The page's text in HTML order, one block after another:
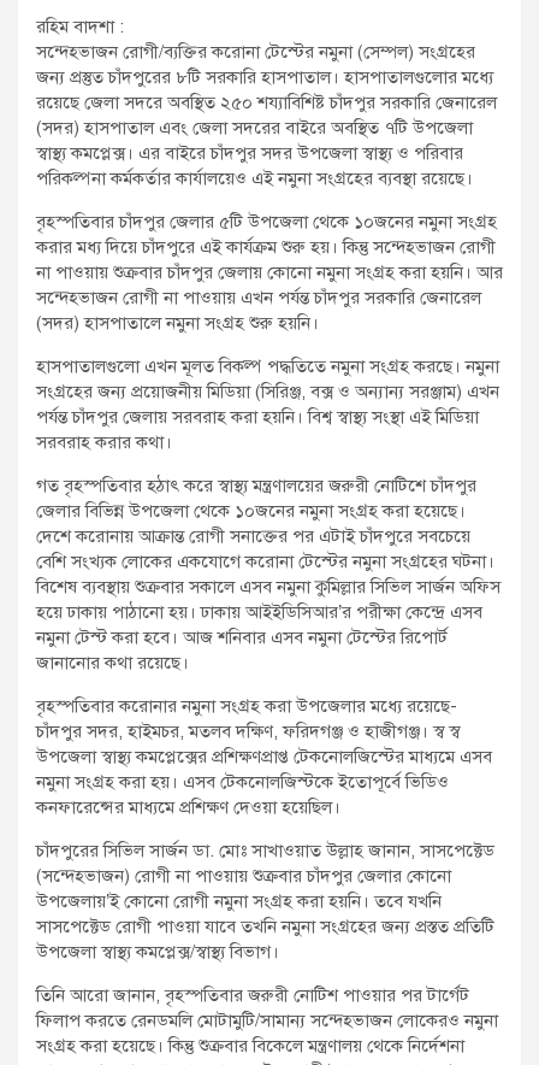
t
:
রহিম বাদশা :
সন্দেহভাজন রোগী/ব্যক্তির করোনা টেস্টের নমুনা (সেম্পল) সংগ্রহের
জন্য প্রস্তুত চাঁদপুরের ৮টি সরকারি হাসপাতাল। হাসপাতালগুলোর মধ্যে
রয়েছে জেলা সদরে অবস্থিত ২৫০ শয্যাবিশিষ্ট চাঁদপুর সরকারি জেনারেল
(সদর) হাসপাতাল এবং জেলা সদরের বাইরে অবস্থিত ৭টি উপজেলা
স্বাস্থ্য কমপ্লেক্স। এর বাইরে চাঁদপুর সদর উপজেলা স্বাস্থ্য ও পরিবার
পরিকল্পনা কর্মকর্তার কার্যালয়েও এই নমুনা সংগ্রহের ব্যবস্থা রয়েছে।
বৃহস্পতিবার চাঁদপুর জেলার ৫টি উপজেলা থেকে ১০জনের নমুনা সংগ্রহ
করার মধ্য দিয়ে চাঁদপুরে এই কার্যক্রম শুরু হয়। কিন্তু সন্দেহভাজন রোগী
না পাওয়ায় শুক্রবার চাঁদপুর জেলায় কোনো নমুনা সংগ্রহ করা হয়নি। আর
সন্দেহভাজন রোগী না পাওয়ায় এখন পর্যন্ত চাঁদপুর সরকারি জেনারেল
(সদর) হাসপাতালে নমুনা সংগ্রহ শুরু হয়নি।
হাসপাতালগুলো এখন মূলত বিকল্প পদ্ধতিতে নমুনা সংগ্রহ করছে। নমুনা
সংগ্রহের জন্য প্রয়োজনীয় মিডিয়া (সিরিঞ্জ, বক্স ও অন্যান্য সরঞ্জাম) এখন
পর্যন্ত চাঁদপুর জেলায় সরবরাহ করা হয়নি। বিশ্ব স্বাস্থ্য সংস্থা এই মিডিয়া
সরবরাহ করার কথা।
গত বৃহস্পতিবার হঠাৎ করে স্বাস্থ্য মন্ত্রণালয়ের জরুরী নোটিশে চাঁদপুর
জেলার বিভিন্ন উপজেলা থেকে ১০জনের নমুনা সংগ্রহ করা হয়েছে।
দেশে করোনায় আক্রান্ত রোগী সনাক্তের পর এটাই চাঁদপুরে সবচেয়ে
বেশি সংখ্যক লোকের একযোগে করোনা টেস্টের নমুনা সংগ্রহের ঘটনা।
বিশেষ ব্যবস্থায় শুক্রবার সকালে এসব নমুনা কুমিল্লার সিভিল সার্জন অফিস
হয়ে ঢাকায় পাঠানো হয়। ঢাকায় আইইডিসিআর’র পরীক্ষা কেন্দ্রে এসব
নমুনা টেস্ট করা হবে। আজ শনিবার এসব নমুনা টেস্টের রিপোর্ট
জানানোর কথা রয়েছে।
বৃহস্পতিবার করোনার নমুনা সংগ্রহ করা উপজেলার মধ্যে রয়েছে-
চাঁদপুর সদর, হাইমচর, মতলব দক্ষিণ, ফরিদগঞ্জ ও হাজীগঞ্জ। স্ব স্ব
উপজেলা স্বাস্থ্য কমপ্লেক্সের প্রশিক্ষণপ্রাপ্ত টেকনোলজিস্টের মাধ্যমে এসব
নমুনা সংগ্রহ করা হয়। এসব টেকনোলজিস্টকে ইতোপূর্বে ভিডিও
কনফারেন্সের মাধ্যমে প্রশিক্ষণ দেওয়া হয়েছিল।
চাঁদপুরের সিভিল সার্জন ডা. মোঃ সাখাওয়াত উল্লাহ জানান, সাসপেক্টেড
(সন্দেহভাজন) রোগী না পাওয়ায় শুক্রবার চাঁদপুর জেলার কোনো
উপজেলায়’ই কোনো রোগী নমুনা সংগ্রহ করা হয়নি। তবে যখনি
সাসপেক্টেড রোগী পাওয়া যাবে তখনি নমুনা সংগ্রহের জন্য প্রস্তত প্রতিটি
উপজেলা স্বাস্থ্য কমপ্লেক্স/স্বাস্থ্য বিভাগ।
তিনি আরো জানান, বৃহস্পতিবার জরুরী নোটিশ পাওয়ার পর টার্গেট
ফিলাপ করতে রেনডমলি মোটামুটি/সামান্য সন্দেহভাজন লোকেরও নমুনা
সংগ্রহ করা হয়েছে। কিন্তু শুক্রবার বিকেলে মন্ত্রণালয় থেকে নির্দেশনা